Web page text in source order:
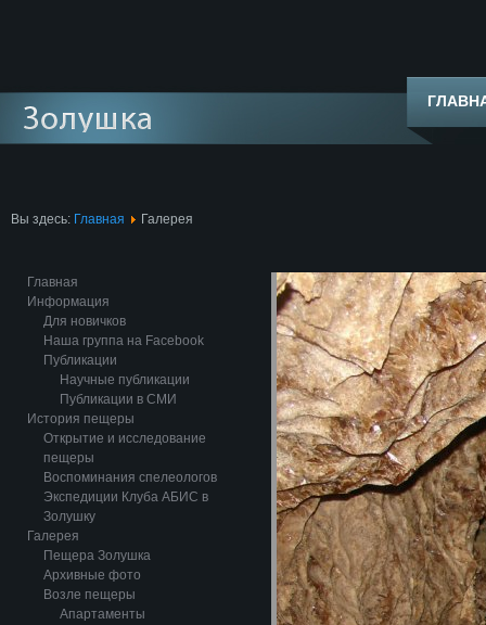
Вы здесь: Главная Галерея
Главная
Информация
Для новичков
Наша группа на Facebook
Публикации
Научные публикации
Публикации в СМИ
История пещеры
Открытие и исследование
пещеры
Воспоминания спелеологов
Экспедиции Клуба АБИС в
Золушку
Галерея
Пещера Золушка
Архивные фото
Возле пещеры
Апартаменты